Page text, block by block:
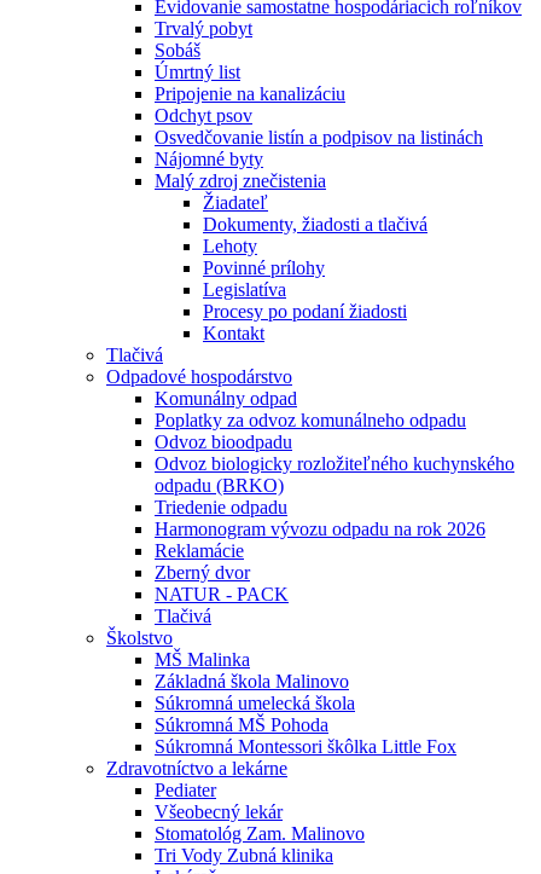
Evidovanie samostatne hospodáriacich roľníkov
Trvalý pobyt
Sobáš
Úmrtný list
Pripojenie na kanalizáciu
Odchyt psov
Osvedčovanie listín a podpisov na listinách
Nájomné byty
Malý zdroj znečistenia
Žiadateľ
Dokumenty, žiadosti a tlačivá
Lehoty
Povinné prílohy
Legislatíva
Procesy po podaní žiadosti
Kontakt
Tlačivá
Odpadové hospodárstvo
Komunálny odpad
Poplatky za odvoz komunálneho odpadu
Odvoz bioodpadu
Odvoz biologicky rozložiteľného kuchynského
odpadu (BRKO)
Triedenie odpadu
Harmonogram vývozu odpadu na rok 2026
Reklamácie
Zberný dvor
NATUR - PACK
Tlačivá
Školstvo
MŠ Malinka
Základná škola Malinovo
Súkromná umelecká škola
Súkromná MŠ Pohoda
Súkromná Montessori škôlka Little Fox
Zdravotníctvo a lekárne
Pediater
Všeobecný lekár
Stomatológ Zam. Malinovo
Tri Vody Zubná klinika